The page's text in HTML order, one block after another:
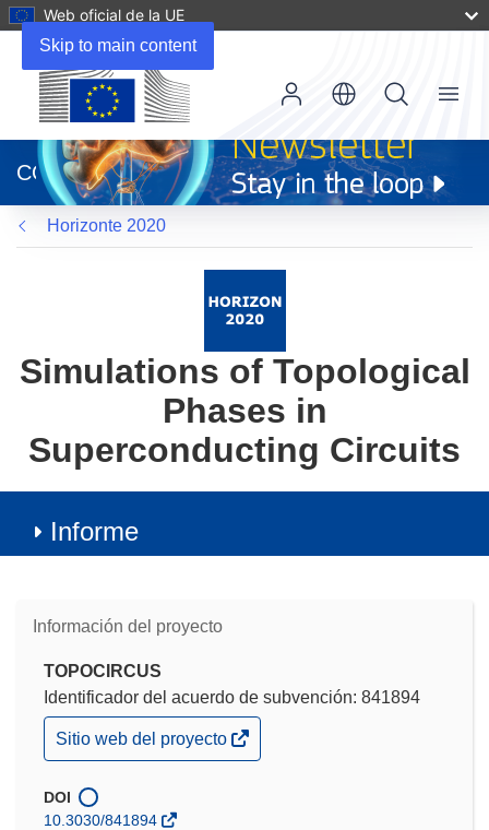
Skip to main content
Web oficial de la UE
abrirá
en
una
nueva
ventana)
CORDIS
Menu
Horizonte 2020
Simulations of Topological
Phases in
Superconducting Circuits
Informe
Información del proyecto
TOPOCIRCUS
Identificador del acuerdo de subvención: 841894
(se
abrirá
una
nueva
Sitio web del proyecto
DOI
10.3030/841894